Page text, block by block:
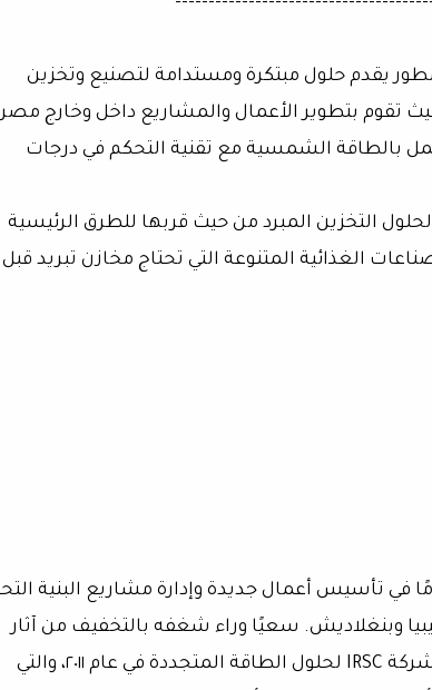
يقدم حلول مبتكرة ومستدامة لتصنيع وتخزين
تقوم بتطوير الأعمال والمشاريع داخل وخارج
بالطاقة الشمسية مع تقنية التحكم في درجات
التخزين المبرد من حيث قربها للطرق الرئيسية
الغذائية المتنوعة التي تحتاج مخازن تبريد قبل
أعمال ومهندس مصري يتمتع بخبرة تزيد عن ٢٠ عامًا في تأسيس أعمال جديدة وإدارة مشاريع البنية
وبنغلاديش. سعيًا وراء شغفه بالتخفيف من آثار
تغير المناخ، أسس أندرو دانيال بجانب شركة "سوليكس" شركة IRSC لحلول الطاقة المتجددة في عام ٢٠١١، والتي